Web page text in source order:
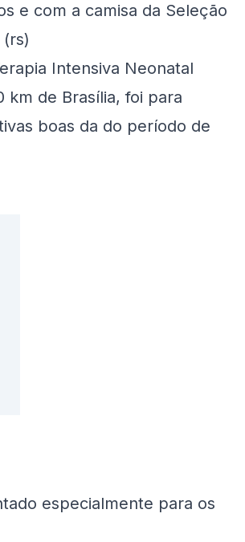
e com a camisa da Seleção
Intensiva Neonatal
km de Brasília, foi para
boas da do período de
especialmente para os